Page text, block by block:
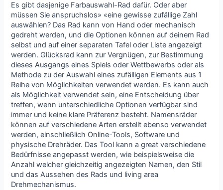
Es gibt dasjenige Farbauswahl-Rad dafür. Oder aber
müssen Sie anspruchslos» «eine gewisse zufällige Zahl
auswählen? Das Rad kann von Hand oder mechanisch
gedreht werden, und die Optionen können auf deinem Rad
selbst und auf einer separaten Tafel oder Liste angezeigt
werden. Glücksrad kann zur Vergnügen, zur Bestimmung
dieses Ausgangs eines Spiels oder Wettbewerbs oder als
Methode zu der Auswahl eines zufälligen Elements aus 1
Reihe von Möglichkeiten verwendet werden. Es kann auch
als Möglichkeit verwendet sein, eine Entscheidung über
treffen, wenn unterschiedliche Optionen verfügbar sind
immer und keine klare Präferenz besteht. Namensräder
können auf verschiedene Arten erstellt ebenso verwendet
werden, einschließlich Online-Tools, Software und
physische Drehräder. Das Tool kann a great verschiedene
Bedürfnisse angepasst werden, wie beispielsweise die
Anzahl welcher gleichzeitig angezeigten Namen, den Stil
und das Aussehen des Rads und living area
Drehmechanismus.